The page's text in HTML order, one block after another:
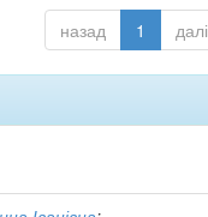
назад 1 далі